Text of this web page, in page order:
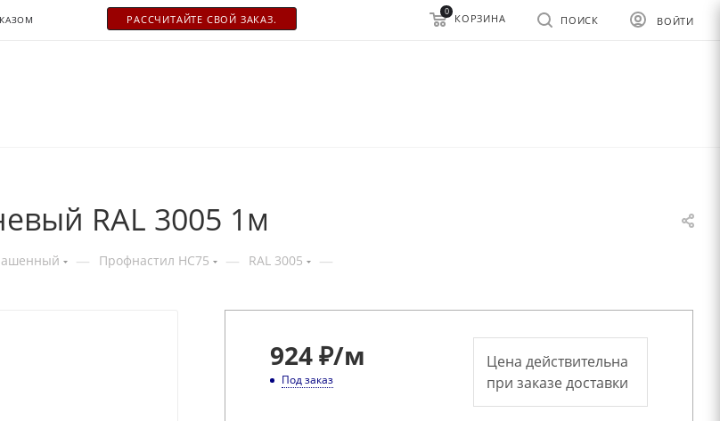
РАСCЧИТАЙТЕ СВОЙ ЗАКАЗ. ВОЙТИ
ПОИСК
0
КОРЗИНА
RAL 3005 1м
— Профнастил НС75 — RAL 3005 —
924₽/м
Под заказ
Цена действительна
при заказе доставки